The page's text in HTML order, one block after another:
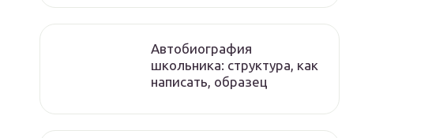
Автобиография
школьника: структура, как
написать, образец